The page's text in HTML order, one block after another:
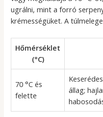
ugrálni, mint a forró
krémességüket. A
Hőmérséklet
(°C)
70 °C és
felette
állag;